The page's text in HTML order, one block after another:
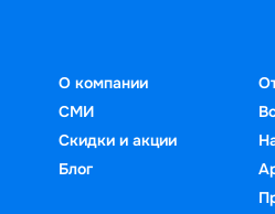
О компании
СМИ
Скидки и акции
Блог